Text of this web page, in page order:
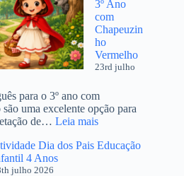
3º Ano
com
Chapeuzin
ho
Vermelho
23rd julho
para o 3º ano com
uma excelente opção para
de… Leia mais:
de
Dia dos Pais Educação
4 Anos
julho 2026